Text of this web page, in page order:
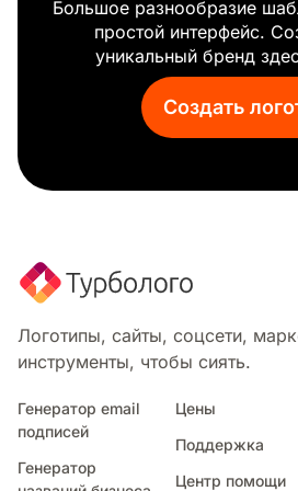
Инновации
Матрица
Чат-бот
Техника
Биткойн
Бета
Аккумулятор
Искуственный интеллект
Антенна
3d печать
Цифровой маркетинг
Большое разнообразие
простой интерфейс.
уникальный бренд
Создать
Логотипы, сайты, соцсети,
инструменты, чтобы сиять.
Генератор email
подписей
Генератор
Цены
Поддержка
Центр помощи